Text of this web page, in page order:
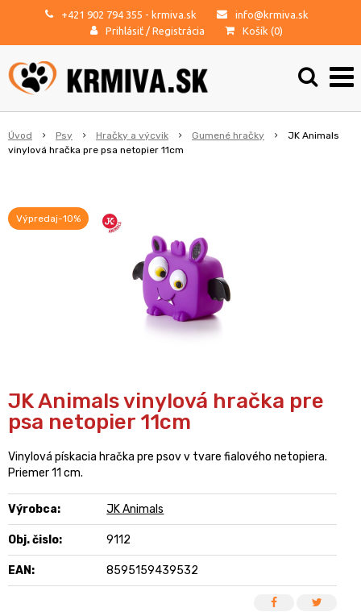
+421 902 794 355 - krmiva.sk
info@krmiva.sk
Prihlásiť / Registrácia Košík (0)
Úvod Psy Hračky a výcvik Gumené hračky
JK Animals
vinylová hračka pre psa netopier 11cm
Výpredaj-10%
JK Animals vinylová hračka pre
psa netopier 11cm
Vinylová pískacia hračka pre psov v tvare fialového netopiera.
Priemer 11 cm.
Výrobca: JK Animals
Obj. čislo: 9112
EAN: 8595159439532